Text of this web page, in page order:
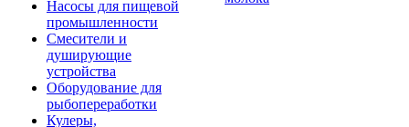
Насосы для пищевой
промышленности
Смесители и
душирующие
устройства
Оборудование для
рыбопереработки
Кулеры,